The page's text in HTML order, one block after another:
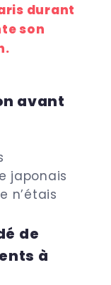
durant
son
avant
japonais
n’étais
de
à